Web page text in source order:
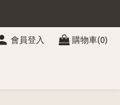
會員登入 購物車(0)